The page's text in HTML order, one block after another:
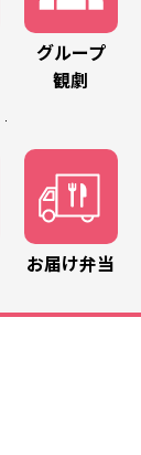
グループ
観劇
お届け弁当